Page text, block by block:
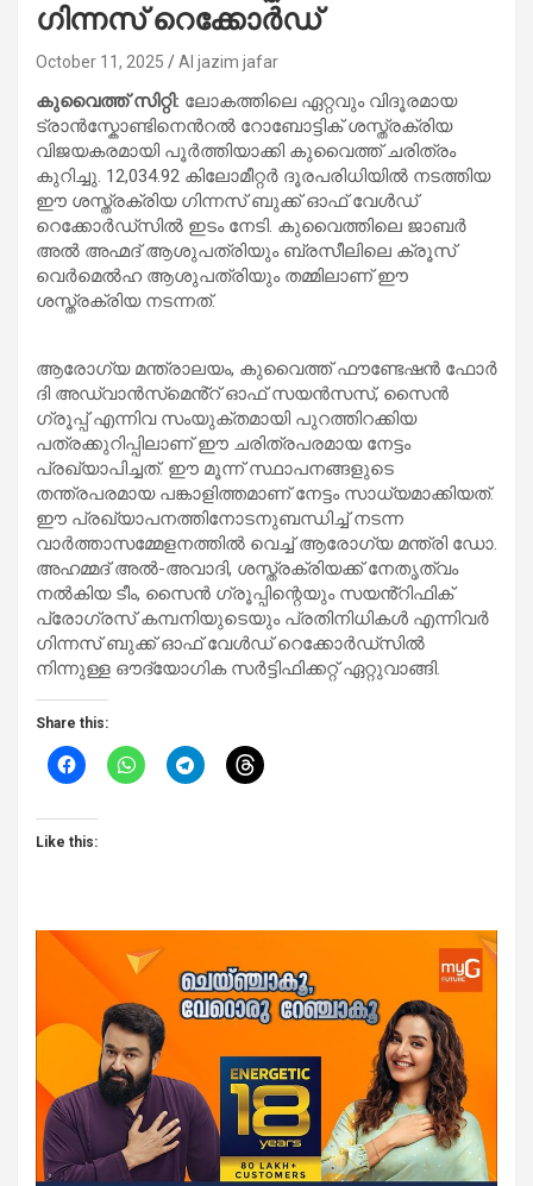
ഗിന്നസ് റെക്കോർഡ്
October 11, 2025 Al jazim jafar
കുവൈത്ത് സിറ്റി: ലോകത്തിലെ ഏറ്റവും വിദൂരമായ
ട്രാൻസ്കോണ്ടിനെന്‍റൽ റോബോട്ടിക് ശസ്ത്രക്രിയ
വിജയകരമായി പൂർത്തിയാക്കി കുവൈത്ത് ചരിത്രം
കുറിച്ചു. 12,034.92 കിലോമീറ്റർ ദൂരപരിധിയിൽ നടത്തിയ
ഈ ശസ്ത്രക്രിയ ഗിന്നസ് ബുക്ക് ഓഫ് വേൾഡ്
റെക്കോർഡ്‌സിൽ ഇടം നേടി. കുവൈത്തിലെ ജാബർ
അൽ അഹ്മദ് ആശുപത്രിയും ബ്രസീലിലെ ക്രൂസ്
വെർമെൽഹ ആശുപത്രിയും തമ്മിലാണ് ഈ
ശസ്ത്രക്രിയ നടന്നത്.
ആരോഗ്യ മന്ത്രാലയം, കുവൈത്ത് ഫൗണ്ടേഷൻ ഫോർ
ദി അഡ്വാൻസ്‌മെൻ്റ് ഓഫ് സയൻസസ്, സൈൻ
ഗ്രൂപ്പ് എന്നിവ സംയുക്തമായി പുറത്തിറക്കിയ
പത്രക്കുറിപ്പിലാണ് ഈ ചരിത്രപരമായ നേട്ടം
പ്രഖ്യാപിച്ചത്. ഈ മൂന്ന് സ്ഥാപനങ്ങളുടെ
തന്ത്രപരമായ പങ്കാളിത്തമാണ് നേട്ടം സാധ്യമാക്കിയത്.
ഈ പ്രഖ്യാപനത്തിനോടനുബന്ധിച്ച് നടന്ന
വാർത്താസമ്മേളനത്തിൽ വെച്ച് ആരോഗ്യ മന്ത്രി ഡോ.
അഹമ്മദ് അൽ-അവാദി, ശസ്ത്രക്രിയക്ക് നേതൃത്വം
നൽകിയ ടീം, സൈൻ ഗ്രൂപ്പിന്റെയും സയൻ്റിഫിക്
പ്രോഗ്രസ് കമ്പനിയുടെയും പ്രതിനിധികൾ എന്നിവർ
ഗിന്നസ് ബുക്ക് ഓഫ് വേൾഡ് റെക്കോർഡ്‌സിൽ
നിന്നുള്ള ഔദ്യോഗിക സർട്ടിഫിക്കറ്റ് ഏറ്റുവാങ്ങി.
Share this:
Like this: